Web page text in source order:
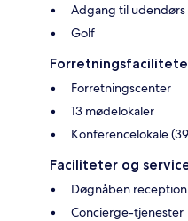
Adgang til
Golf
Forretningscenter
13 mødelokaler
Konferencelokale
Faciliteter og
Døgnåben reception
Concierge-tjenester